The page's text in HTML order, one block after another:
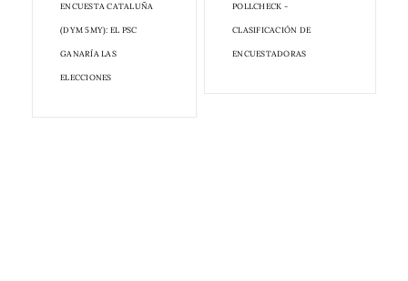
ENCUESTA CATALUÑA
(DYM 5MY): EL PSC
GANARÍA LAS
ELECCIONES
POLLCHECK -
CLASIFICACIÓN DE
ENCUESTADORAS